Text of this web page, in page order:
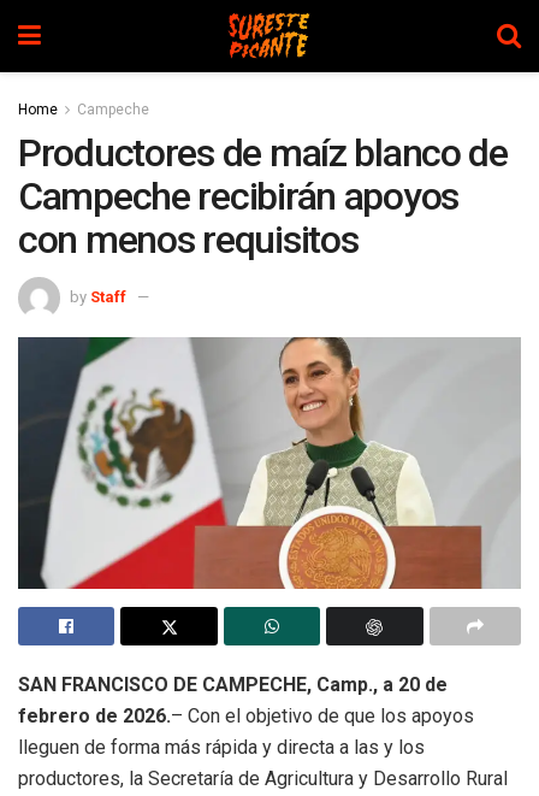
Home Campeche
Productores de maíz blanco de
Campeche recibirán apoyos
con menos requisitos
by Staff
SAN FRANCISCO DE CAMPECHE, Camp., a 20 de
febrero de 2026.– Con el objetivo de que los apoyos
lleguen de forma más rápida y directa a las y los
productores, la Secretaría de Agricultura y Desarrollo Rural